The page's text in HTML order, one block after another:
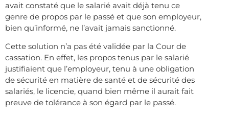
avait constaté que le salarié avait déjà tenu ce
genre de propos par le passé et que son employeur,
bien qu’informé, ne l’avait jamais sanctionné.
Cette solution n’a pas été validée par la Cour de
cassation. En effet, les propos tenus par le salarié
justifiaient que l’employeur, tenu à une obligation
de sécurité en matière de santé et de sécurité des
salariés, le licencie, quand bien même il aurait fait
preuve de tolérance à son égard par le passé.